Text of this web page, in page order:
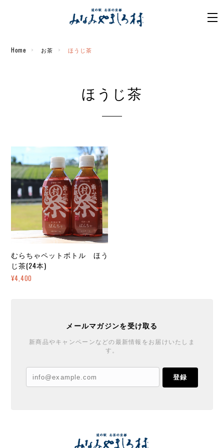
Home お茶 ほうじ茶
ほうじ茶
むらちゃペットボトル ほう
じ茶(24本)
¥4,400
メールマガジンを受け取る
新商品やキャンペーンなどの最新情報をお届けいたしま
す。
登録